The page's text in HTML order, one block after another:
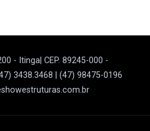
- Itinga| CEP. 89245-000 -
3438.3468 | (47) 98475-0196